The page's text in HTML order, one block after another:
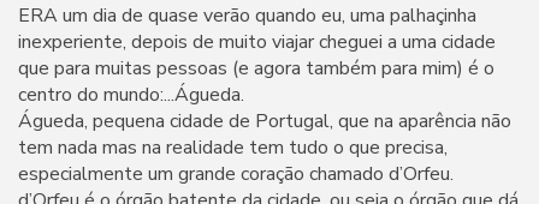
ERA um dia de quase verão quando eu, uma palhaçinha
inexperiente, depois de muito viajar cheguei a uma cidade
que para muitas pessoas (e agora também para mim) é o
centro do mundo:...Águeda.
Águeda, pequena cidade de Portugal, que na aparência não
tem nada mas na realidade tem tudo o que precisa,
especialmente um grande coração chamado d’Orfeu.